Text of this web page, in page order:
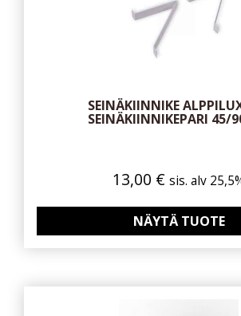
SEINÄKIINNIKE
SEINÄKIINNIKEPARI 45/
13,00 € sis. alv
NÄYTÄ TUOTE